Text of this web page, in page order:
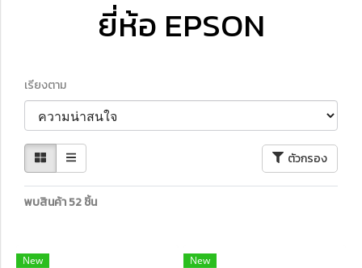
ยี่ห้อ EPSON
เรียงตาม
ตัวกรอง
พบสินค้า 52 ชิ้น
New New